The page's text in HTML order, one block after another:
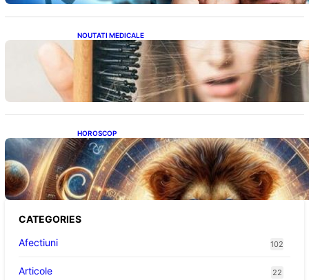
NOUTATI MEDICALE
Semnele unei deficiențe de proteine:
Impactul asupra sănătății tale
HOROSCOP
Portalul Leului 8/8: Oportunități de
Abundență pentru Cinci Zodii în 2026
CATEGORIES
Afectiuni
102
Articole 22